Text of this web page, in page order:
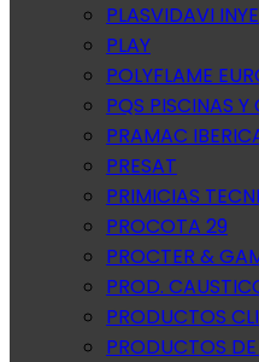
PLASVIDAVI
PLAY
POLYFLAME
PQS PISCINAS
PRAMAC
PRESAT
PRIMICIAS
PROCOTA 29
PROCTER &
PROD.
PRODUCTOS
PRODUCTOS